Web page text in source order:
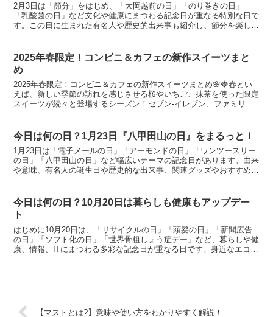
2月3日は「節分」をはじめ、「大岡越前の日」「のり巻きの日」
「乳酸菌の日」など文化や健康にまつわる記念日が重なる特別な日で
す。この日に生まれた有名人や歴史的出来事も紹介し、節分を楽しむ
2025年春限定！コンビニ＆カフェの新作スイーツまと
め
2025年春限定！コンビニ＆カフェの新作スイーツまとめ🌸🍓春とい
えば、新しい季節の訪れを感じさせる桜やいちご、抹茶を使った限定
スイーツが続々と登場するシーズン！セブン-イレブン、ファミリー
今日は何の日？1月23日『八甲田山の日』をまるっと！
1月23日は「電子メールの日」「アーモンドの日」「ワンツースリー
の日」「八甲田山の日」など幅広いテーマの記念日があります。由来
や意味、有名人の誕生日や歴史的な出来事、関連グッズやおすすめホ
今日は何の日？10月20日は暮らしも健康もアップデー
ト
はじめに10月20日は、「リサイクルの日」「頭髪の日」「新聞広告
の日」「ソフト化の日」「世界骨粗しょう症デー」など、暮らしや健
康、情報、ITにまつわる多彩な記念日が重なる日です。身近なエコ活
【マストとは?】意味や使い方をわかりやすく解説！